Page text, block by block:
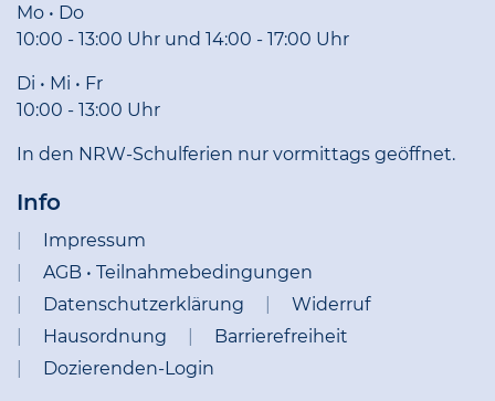
Mo • Do
10:00 - 13:00 Uhr und 14:00 - 17:00 Uhr
Di • Mi • Fr
10:00 - 13:00 Uhr
In den NRW-Schulferien nur vormittags geöffnet.
Info
Impressum
AGB • Teilnahmebedingungen
Datenschutzerklärung
Widerruf
Hausordnung
Barrierefreiheit
Dozierenden-Login